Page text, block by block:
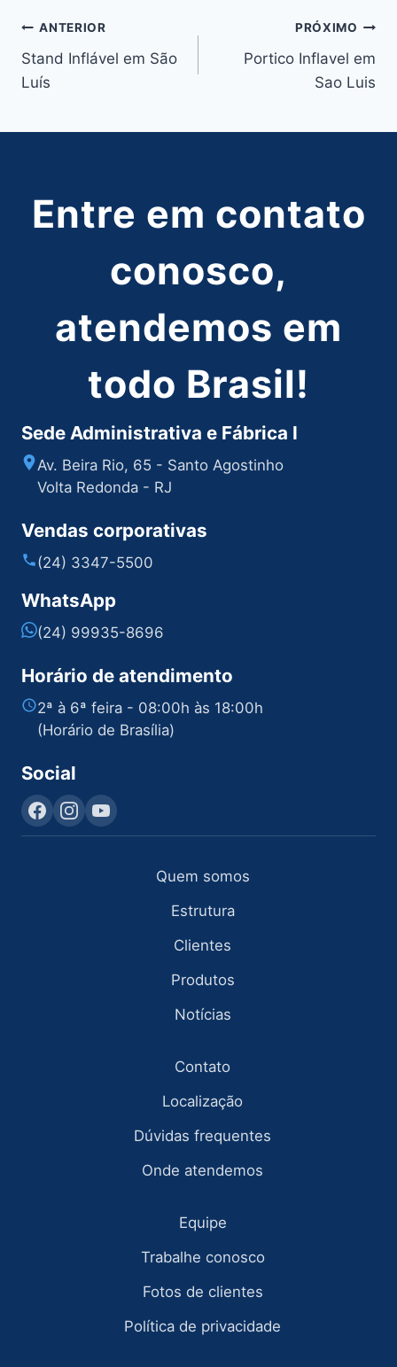
Navegação
de
ANTERIOR
Stand Inflável em São
Luís
PRÓXIMO
Portico Inflavel em
Sao Luis
Entre em contato
conosco,
atendemos em
todo Brasil!
Sede Administrativa e Fábrica I
Av. Beira Rio, 65 - Santo Agostinho
Volta Redonda - RJ
Vendas corporativas
(24) 3347-5500
WhatsApp
(24) 99935-8696
Horário de atendimento
2ª à 6ª feira - 08:00h às 18:00h
(Horário de Brasília)
Social
Quem somos
Estrutura
Clientes
Produtos
Notícias
Contato
Localização
Dúvidas frequentes
Onde atendemos
Equipe
Trabalhe conosco
Fotos de clientes
Política de privacidade